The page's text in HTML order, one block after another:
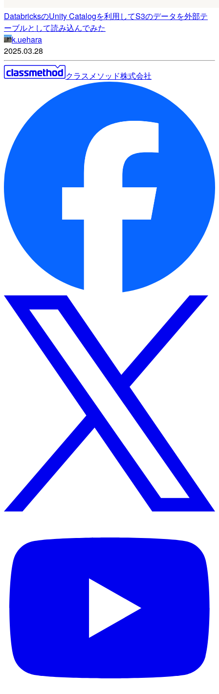
DatabricksのUnity Catalogを利用してS3のデータを外部テ
ーブルとして読み込んでみた
k.uehara
2025.03.28
クラスメソッド株式会社